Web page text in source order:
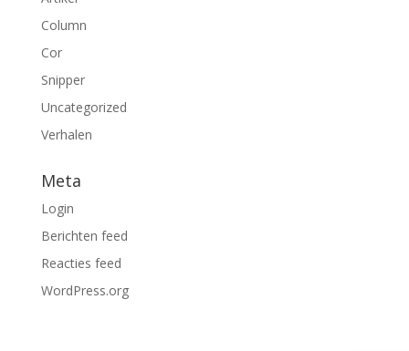
Column
Cor
Snipper
Uncategorized
Verhalen
Meta
Login
Berichten feed
Reacties feed
WordPress.org